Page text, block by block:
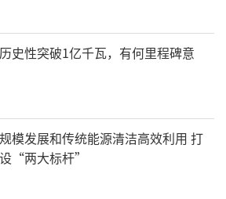
史性突破1亿千瓦，有何里程碑意
模发展和传统能源清洁高效利用 打
“两大标杆”